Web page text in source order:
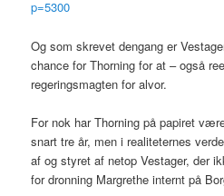
p=5300
Og som skrevet dengang er
chance for Thorning for at – også
regeringsmagten for alvor.
For nok har Thorning på papiret
snart tre år, men i realiteternes
af og styret af netop Vestager, der
for dronning Margrethe internt på